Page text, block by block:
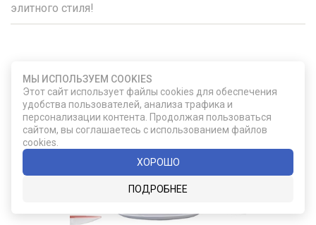
элитного стиля!
УДАЧНЫЙ ВЫБОР
МЫ ИСПОЛЬЗУЕМ COOKIES
Этот сайт использует файлы cookies для обеспечения
удобства пользователей, анализа трафика и
персонализации контента. Продолжая пользоваться
сайтом, вы соглашаетесь с использованием файлов
cookies.
ХОРОШО
ПОДРОБНЕЕ